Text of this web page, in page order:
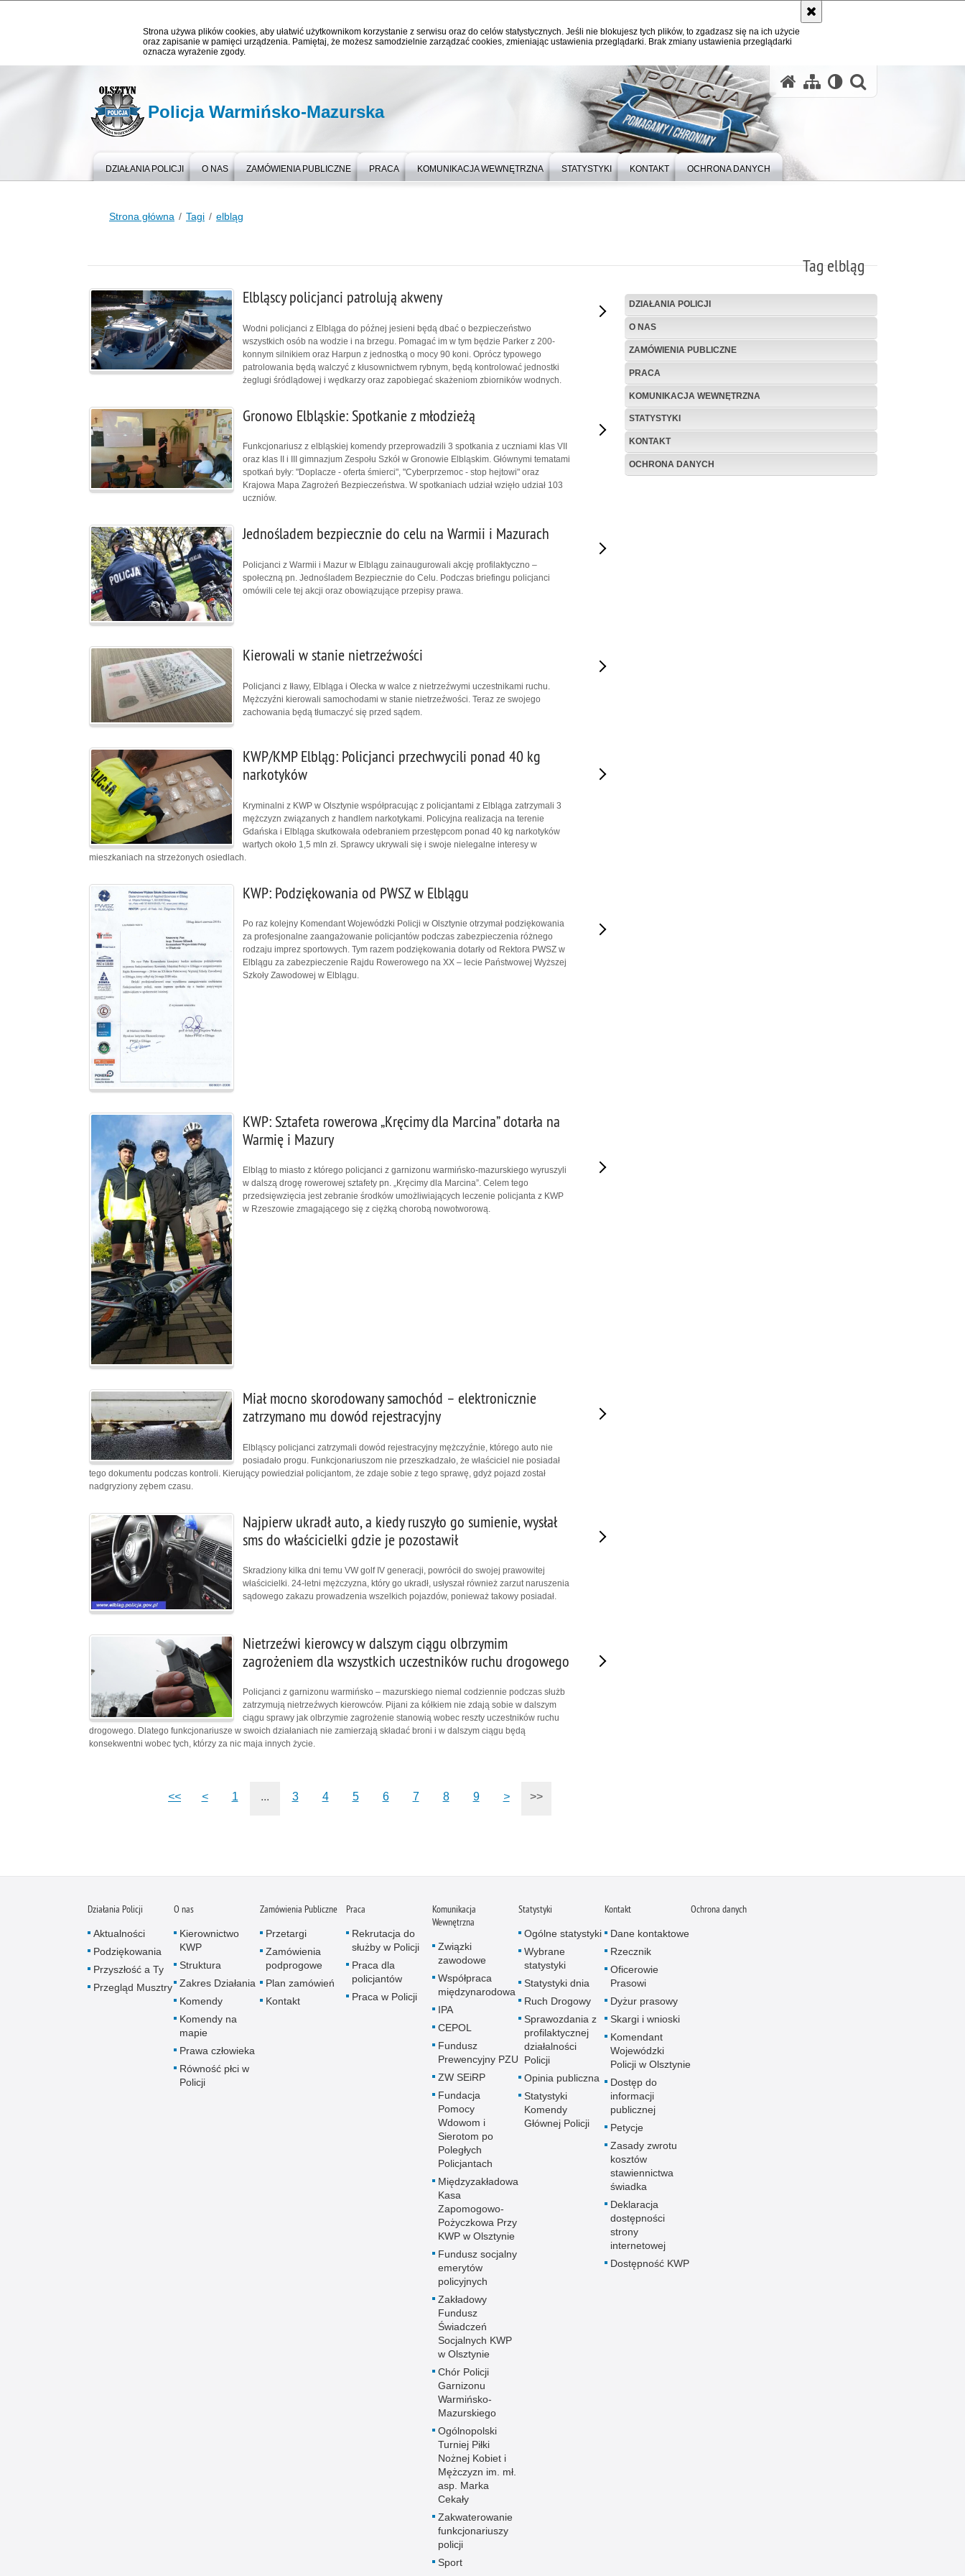
Strona używa plików cookies, aby ułatwić użytkownikom korzystanie z serwisu oraz do celów statystycznych. Jeśli nie blokujesz tych plików, to zgadzasz się na ich użycie
oraz zapisanie w pamięci urządzenia. Pamiętaj, że możesz samodzielnie zarządzać cookies, zmieniając ustawienia przeglądarki. Brak zmiany ustawienia przeglądarki
oznacza wyrażenie zgody.
Policja Warmińsko-Mazurska
DZIAŁANIA POLICJI O NAS ZAMÓWIENIA PUBLICZNE PRACA KOMUNIKACJA WEWNĘTRZNA STATYSTYKI KONTAKT OCHRONA DANYCH
Strona główna Tagi elbląg
Tag elbląg
DZIAŁANIA POLICJI
O NAS
ZAMÓWIENIA PUBLICZNE
PRACA
KOMUNIKACJA WEWNĘTRZNA
STATYSTYKI
KONTAKT
OCHRONA DANYCH
Elbląscy policjanci patrolują akweny
Wodni policjanci z Elbląga do późnej jesieni będą dbać o bezpieczeństwo
wszystkich osób na wodzie i na brzegu. Pomagać im w tym będzie Parker z 200-
konnym silnikiem oraz Harpun z jednostką o mocy 90 koni. Oprócz typowego
patrolowania będą walczyć z kłusownictwem rybnym, będą kontrolować jednostki
żeglugi śródlądowej i wędkarzy oraz zapobiegać skażeniom zbiorników wodnych.
Gronowo Elbląskie: Spotkanie z młodzieżą
Funkcjonariusz z elbląskiej komendy przeprowadzili 3 spotkania z uczniami klas VII
oraz klas II i III gimnazjum Zespołu Szkół w Gronowie Elbląskim. Głównymi tematami
spotkań były: "Doplacze - oferta śmierci", "Cyberprzemoc - stop hejtowi" oraz
Krajowa Mapa Zagrożeń Bezpieczeństwa. W spotkaniach udział wzięło udział 103
uczniów.
Jednośladem bezpiecznie do celu na Warmii i Mazurach
Policjanci z Warmii i Mazur w Elblągu zainaugurowali akcję profilaktyczno –
społeczną pn. Jednośladem Bezpiecznie do Celu. Podczas briefingu policjanci
omówili cele tej akcji oraz obowiązujące przepisy prawa.
Kierowali w stanie nietrzeźwości
Policjanci z Iławy, Elbląga i Olecka w walce z nietrzeźwymi uczestnikami ruchu.
Mężczyźni kierowali samochodami w stanie nietrzeźwości. Teraz ze swojego
zachowania będą tłumaczyć się przed sądem.
KWP/KMP Elbląg: Policjanci przechwycili ponad 40 kg
narkotyków
Kryminalni z KWP w Olsztynie współpracując z policjantami z Elbląga zatrzymali 3
mężczyzn związanych z handlem narkotykami. Policyjna realizacja na terenie
Gdańska i Elbląga skutkowała odebraniem przestępcom ponad 40 kg narkotyków
wartych około 1,5 mln zł. Sprawcy ukrywali się i swoje nielegalne interesy w
mieszkaniach na strzeżonych osiedlach.
KWP: Podziękowania od PWSZ w Elblągu
Po raz kolejny Komendant Wojewódzki Policji w Olsztynie otrzymał podziękowania
za profesjonalne zaangażowanie policjantów podczas zabezpieczenia różnego
rodzaju imprez sportowych. Tym razem podziękowania dotarły od Rektora PWSZ w
Elblągu za zabezpieczenie Rajdu Rowerowego na XX – lecie Państwowej Wyższej
Szkoły Zawodowej w Elblągu.
KWP: Sztafeta rowerowa „Kręcimy dla Marcina” dotarła na
Warmię i Mazury
Elbląg to miasto z którego policjanci z garnizonu warmińsko-mazurskiego wyruszyli
w dalszą drogę rowerowej sztafety pn. „Kręcimy dla Marcina”. Celem tego
przedsięwzięcia jest zebranie środków umożliwiających leczenie policjanta z KWP
w Rzeszowie zmagającego się z ciężką chorobą nowotworową.
Miał mocno skorodowany samochód – elektronicznie
zatrzymano mu dowód rejestracyjny
Elbląscy policjanci zatrzymali dowód rejestracyjny mężczyźnie, którego auto nie
posiadało progu. Funkcjonariuszom nie przeszkadzało, że właściciel nie posiadał
tego dokumentu podczas kontroli. Kierujący powiedział policjantom, że zdaje sobie z tego sprawę, gdyż pojazd został
nadgryziony zębem czasu.
Najpierw ukradł auto, a kiedy ruszyło go sumienie, wysłał
sms do właścicielki gdzie je pozostawił
Skradziony kilka dni temu VW golf IV generacji, powrócił do swojej prawowitej
właścicielki. 24-letni mężczyzna, który go ukradł, usłyszał również zarzut naruszenia
sądowego zakazu prowadzenia wszelkich pojazdów, ponieważ takowy posiadał.
Nietrzeźwi kierowcy w dalszym ciągu olbrzymim
zagrożeniem dla wszystkich uczestników ruchu drogowego
Policjanci z garnizonu warmińsko – mazurskiego niemal codziennie podczas służb
zatrzymują nietrzeźwych kierowców. Pijani za kółkiem nie zdają sobie w dalszym
ciągu sprawy jak olbrzymie zagrożenie stanowią wobec reszty uczestników ruchu
drogowego. Dlatego funkcjonariusze w swoich działaniach nie zamierzają składać broni i w dalszym ciągu będą
konsekwentni wobec tych, którzy za nic maja innych życie.
<< < 1 ... 3 4 5 6 7 8 9 > >>
Działania Policji
Aktualności
Podziękowania
Przyszłość a Ty
Przegląd Musztry
O nas
Kierownictwo
KWP
Struktura
Zakres Działania
Komendy
Komendy na
mapie
Prawa człowieka
Równość płci w
Policji
Zamówienia Publiczne
Przetargi
Zamówienia
podprogowe
Plan zamówień
Kontakt
Praca
Rekrutacja do
służby w Policji
Praca dla
policjantów
Praca w Policji
Komunikacja
Wewnętrzna
Związki
zawodowe
Współpraca
międzynarodowa
IPA
CEPOL
Fundusz
Prewencyjny PZU
ZW SEiRP
Fundacja
Pomocy
Wdowom i
Sierotom po
Poległych
Policjantach
Międzyzakładowa
Kasa
Zapomogowo-
Pożyczkowa Przy
KWP w Olsztynie
Fundusz socjalny
emerytów
policyjnych
Zakładowy
Fundusz
Świadczeń
Socjalnych KWP
w Olsztynie
Chór Policji
Garnizonu
Warmińsko-
Mazurskiego
Ogólnopolski
Turniej Piłki
Nożnej Kobiet i
Mężczyzn im. mł.
asp. Marka
Cekały
Zakwaterowanie
funkcjonariuszy
policji
Sport
Statystyki
Ogólne statystyki
Wybrane
statystyki
Statystyki dnia
Ruch Drogowy
Sprawozdania z
profilaktycznej
działalności
Policji
Opinia publiczna
Statystyki
Komendy
Głównej Policji
Kontakt
Dane kontaktowe
Rzecznik
Oficerowie
Prasowi
Dyżur prasowy
Skargi i wnioski
Komendant
Wojewódzki
Policji w Olsztynie
Dostęp do
informacji
publicznej
Petycje
Zasady zwrotu
kosztów
stawiennictwa
świadka
Deklaracja
dostępności
strony
internetowej
Dostępność KWP
Ochrona danych